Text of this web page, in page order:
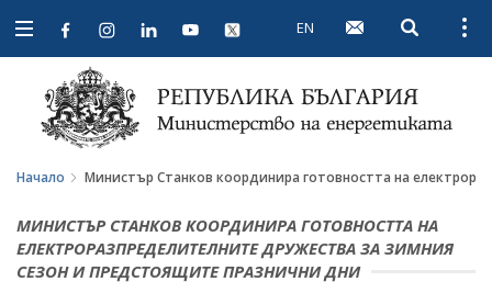
Open
navigation
EN Open
Начало Министър Станков координира готовността на
МИНИСТЪР СТАНКОВ КООРДИНИРА ГОТОВНОСТТА НА
ЕЛЕКТРОРАЗПРЕДЕЛИТЕЛНИТЕ ДРУЖЕСТВА ЗА ЗИМНИЯ
СЕЗОН И ПРЕДСТОЯЩИТЕ ПРАЗНИЧНИ ДНИ